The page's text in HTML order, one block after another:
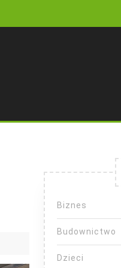
Biznes
Budownictwo
Dzieci